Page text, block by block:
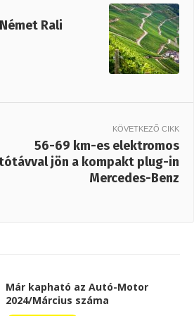
Rali
KÖVETKEZŐ CIKK
56-69 km-es elektromos
jön a kompakt plug-in
Mercedes-Benz
Már kapható az Autó-Motor
2024/Március száma